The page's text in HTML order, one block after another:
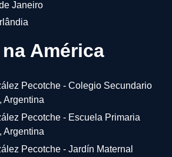
Janeiro
América
Pecotche - Colegio Secundario
Argentina
Pecotche - Escuela Primaria
Argentina
Pecotche - Jardín Maternal